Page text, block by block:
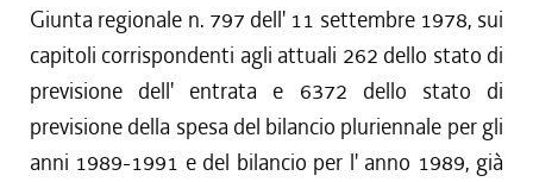
Giunta regionale n. 797 dell' 11 settembre 1978, sui
capitoli corrispondenti agli attuali 262 dello stato di
previsione dell' entrata e 6372 dello stato di
previsione della spesa del bilancio pluriennale per gli
anni 1989-1991 e del bilancio per l' anno 1989, già